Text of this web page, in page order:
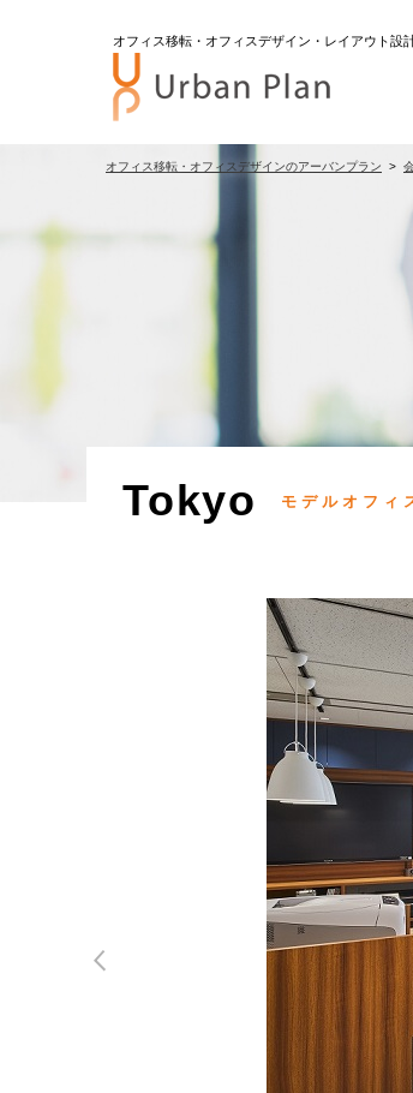
オフィス移転・オフィスデザイン・レイアウト設
オフィス移転・オフィスデザインのアーバンプラン
Tokyo モデルオフィ